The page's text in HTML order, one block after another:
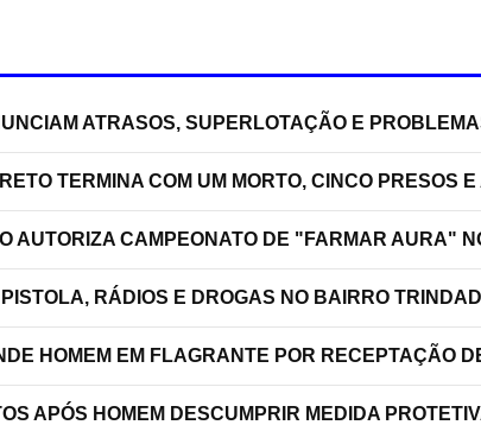
ATRASOS, SUPERLOTAÇÃO E
TERMINA COM UM MORTO, CINCO PRESOS
AUTORIZA CAMPEONATO DE "FARMAR AURA"
RÁDIOS E DROGAS NO BAIRRO
HOMEM EM FLAGRANTE POR RECEPTAÇÃO
APÓS HOMEM DESCUMPRIR MEDIDA